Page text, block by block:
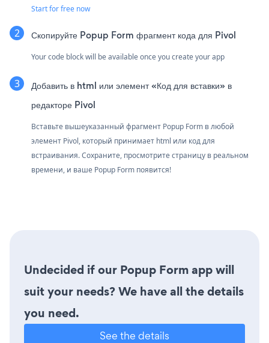
Start for free now
Скопируйте Popup Form фрагмент кода для Pivol
Your code block will be available once you create your app
Добавить в html или элемент «Код для вставки» в
редакторе Pivol
Вставьте вышеуказанный фрагмент Popup Form в любой
элемент Pivol, который принимает html или код для
встраивания. Сохраните, просмотрите страницу в реальном
времени, и ваше Popup Form появится!
Undecided if our Popup Form app will
suit your needs? We have all the details
you need.
See the details